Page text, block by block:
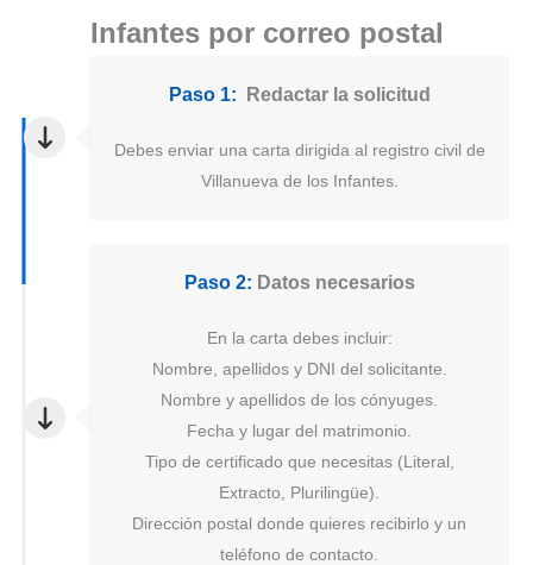
Infantes por correo postal
Paso 1: Redactar la solicitud
Debes enviar una carta dirigida al registro civil de
Villanueva de los Infantes.
Paso 2: Datos necesarios
En la carta debes incluir:
Nombre, apellidos y DNI del solicitante.
Nombre y apellidos de los cónyuges.
Fecha y lugar del matrimonio.
Tipo de certificado que necesitas (Literal,
Extracto, Plurilingüe).
Dirección postal donde quieres recibirlo y un
teléfono de contacto.